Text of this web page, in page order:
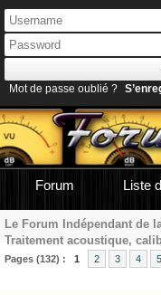
Mot de passe oublié ?
Forum Liste
Le Forum Indépendant de
Traitement acoustique,
Pages (132) : 1 2 3 4 5